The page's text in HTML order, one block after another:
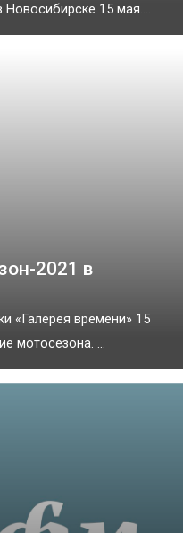
15 мая....
2021 в
«‎Галерея времени» 15
мотосезона. ...